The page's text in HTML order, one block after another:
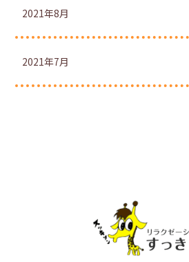
2021年8月
2021年7月